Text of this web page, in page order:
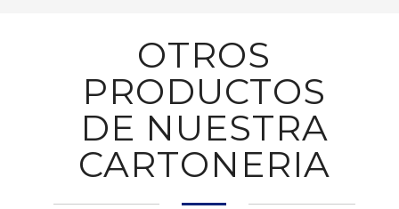
OTROS
PRODUCTOS
DE NUESTRA
CARTONERIA